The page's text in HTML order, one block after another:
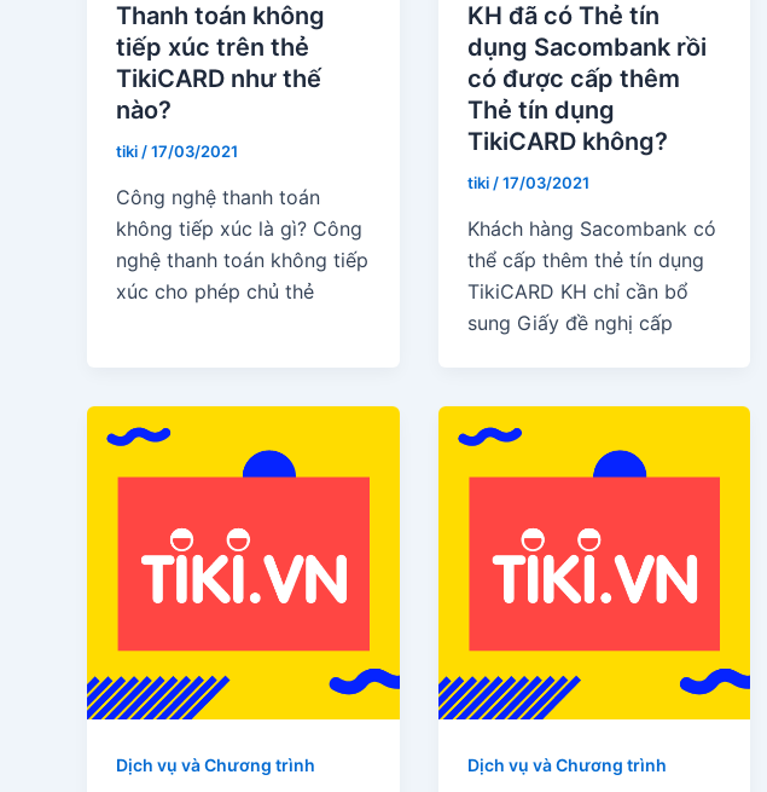
Thanh toán không
tiếp xúc trên thẻ
TikiCARD như thế
nào?
tiki/17/03/2021
Công nghệ thanh toán
không tiếp xúc là gì? Công
nghệ thanh toán không tiếp
xúc cho phép chủ thẻ
KH đã có Thẻ tín
dụng Sacombank rồi
có được cấp thêm
Thẻ tín dụng
TikiCARD không?
tiki/17/03/2021
Khách hàng Sacombank có
thể cấp thêm thẻ tín dụng
TikiCARD KH chỉ cần bổ
sung Giấy đề nghị cấp
Dịch vụ và Chương trình Dịch vụ và Chương trình